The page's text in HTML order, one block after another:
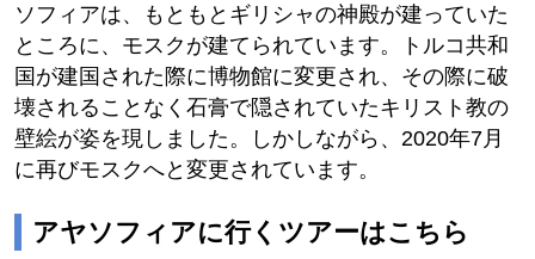
ソフィアは、もともとギリシャの神殿が建っていた
ところに、モスクが建てられています。トルコ共和
国が建国された際に博物館に変更され、その際に破
壊されることなく石膏で隠されていたキリスト教の
壁絵が姿を現しました。しかしながら、2020年7月
に再びモスクへと変更されています。
アヤソフィアに行くツアーはこちら